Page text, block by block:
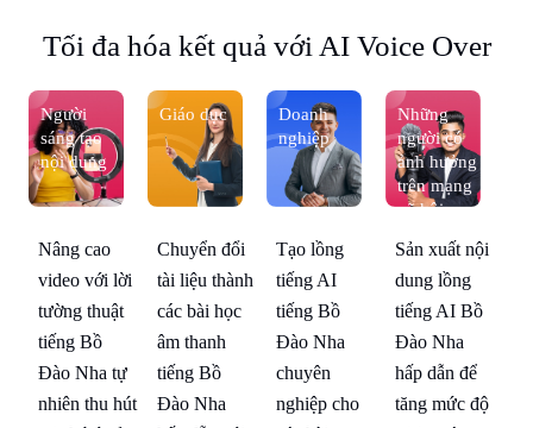
Tối đa hóa kết quả với AI Voice Over
Người
sáng tạo
nội dung
Nâng cao
video với lời
tường thuật
tiếng Bồ
Đào Nha tự
nhiên thu hút
Giáo dục
Chuyển đổi
tài liệu thành
các bài học
âm thanh
tiếng Bồ
Đào Nha
Doanh
nghiệp
Tạo lồng
tiếng AI
tiếng Bồ
Đào Nha
chuyên
nghiệp cho
Những
người có
ảnh hưởng
trên mạng
xã hội
Sản xuất nội
dung lồng
tiếng AI Bồ
Đào Nha
hấp dẫn để
tăng mức độ